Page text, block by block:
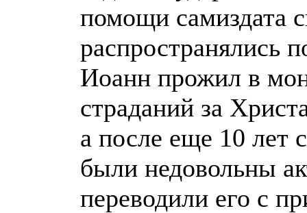
помощи самиздата
распространялись
Иоанн прожил в
страданий за
а после еще 10 лет
были недовольны
переводили его с